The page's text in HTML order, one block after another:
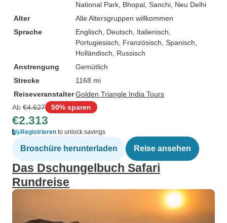
National Park , Bhopal , Sanchi , Neu Delhi
Alter
Alle Altersgruppen willkommen
Sprache
Englisch, Deutsch, Italienisch,
Portugiesisch, Französisch, Spanisch,
Holländisch, Russisch
Anstrengung
Gemütlich
Strecke
1168 mi
ReiseveranstalterGolden Triangle India Tours
Ab €4.627 50% sparen
€2.313
Registrieren to unlock savings
Broschüre herunterladen Reise ansehen
Das Dschungelbuch Safari
Rundreise